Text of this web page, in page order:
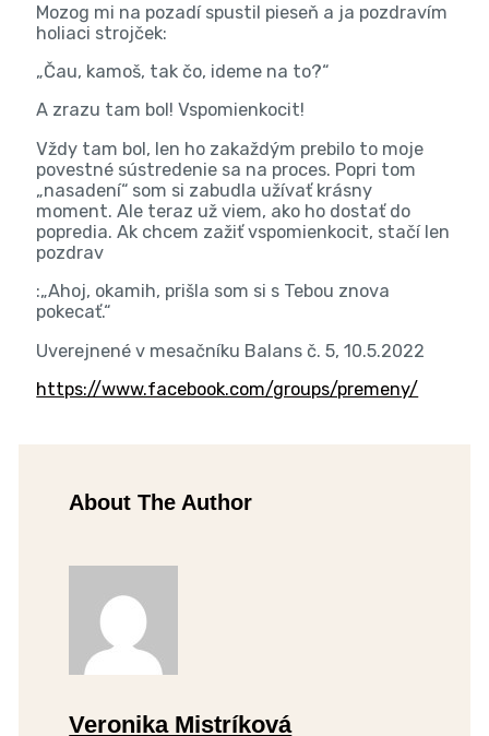
Mozog mi na pozadí spustil pieseň a ja pozdravím
holiaci strojček:
„Čau, kamoš, tak čo, ideme na to?“
A zrazu tam bol! Vspomienkocit!
Vždy tam bol, len ho zakaždým prebilo to moje
povestné sústredenie sa na proces. Popri tom
„nasadení“ som si zabudla užívať krásny
moment. Ale teraz už viem, ako ho dostať do
popredia. Ak chcem zažiť vspomienkocit, stačí len
pozdrav
:„Ahoj, okamih, prišla som si s Tebou znova
pokecať.“
Uverejnené v mesačníku Balans č. 5, 10.5.2022
https://www.facebook.com/groups/premeny/
About The Author
Veronika Mistríková